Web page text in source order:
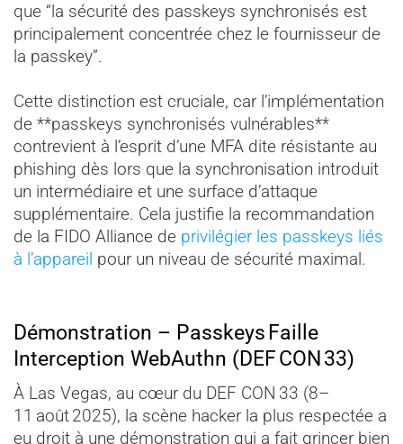
que “la sécurité des passkeys synchronisés est
principalement concentrée chez le fournisseur de
la passkey”.
Cette distinction est cruciale, car l’implémentation
de **passkeys synchronisés vulnérables**
contrevient à l’esprit d’une MFA dite résistante au
phishing dès lors que la synchronisation introduit
un intermédiaire et une surface d’attaque
supplémentaire. Cela justifie la recommandation
de la FIDO Alliance de privilégier les passkeys liés
à l’appareil pour un niveau de sécurité maximal.
Démonstration – Passkeys Faille
Interception WebAuthn (DEF CON 33)
À Las Vegas, au cœur du DEF CON 33 (8–
11 août 2025), la scène hacker la plus respectée a
eu droit à une démonstration qui a fait grincer bien